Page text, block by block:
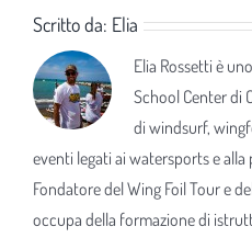
Scritto da: Elia
Elia Rossetti è
School Center di
di windsurf,
eventi legati ai watersports e
Fondatore del Wing Foil Tour e
occupa della formazione di